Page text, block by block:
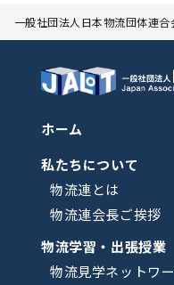
一般社団法人日本物流団体連合
ホーム
私たちについて
物流連とは
物流連会長ご挨拶
物流学習・出張授業
物流見学ネットワ